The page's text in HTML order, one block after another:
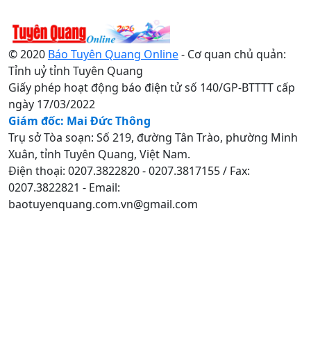
© 2020 Báo Tuyên Quang Online- Cơ quan chủ quản:
Tỉnh uỷ tỉnh Tuyên Quang
Giấy phép hoạt động báo điện tử số 140/GP-BTTTT cấp
ngày 17/03/2022
Giám đốc: Mai Đức Thông
Trụ sở Tòa soạn: Số 219, đường Tân Trào, phường Minh
Xuân, tỉnh Tuyên Quang, Việt Nam.
Điện thoại: 0207.3822820 - 0207.3817155 / Fax:
0207.3822821 - Email:
baotuyenquang.com.vn@gmail.com